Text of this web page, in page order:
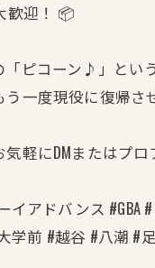
歓迎！ 📦
ピコーン♪」とい
一度現役に復帰さ
軽にDMまたはプ
イアドバンス
学前 #越谷 #八潮 #